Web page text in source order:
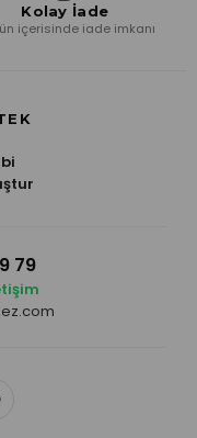
Kolay İade
içerisinde iade imkanı
79